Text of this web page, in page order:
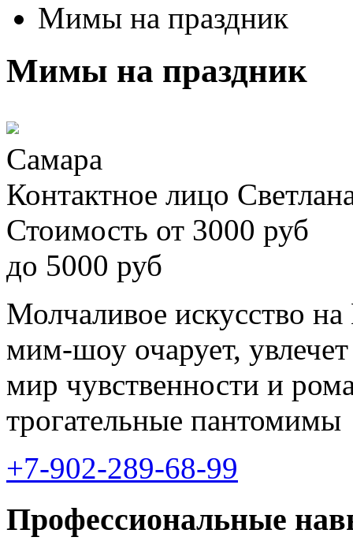
Мимы на праздник
Мимы на праздник
Самара
Контактное лицо
Стоимость от 3000 руб
до 5000 руб
Молчаливое искусство
мим-шоу очарует,
мир чувственности и
трогательные пантомимы
+7-902-289-68-99
Профессиональные